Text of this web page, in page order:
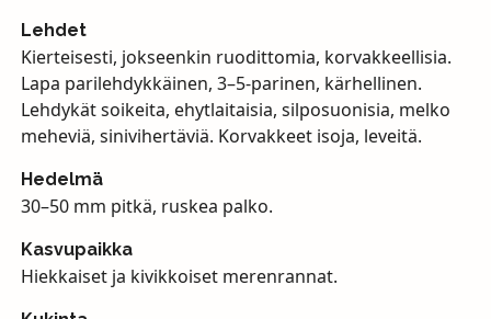
Lehdet
Kierteisesti, jokseenkin ruodittomia, korvakkeellisia.
Lapa parilehdykkäinen, 3–5-parinen, kärhellinen.
Lehdykät soikeita, ehytlaitaisia, silposuonisia, melko
meheviä, sinivihertäviä. Korvakkeet isoja, leveitä.
Hedelmä
30–50 mm pitkä, ruskea palko.
Kasvupaikka
Hiekkaiset ja kivikkoiset merenrannat.